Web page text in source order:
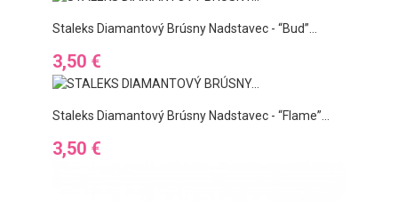
Staleks Diamantový Brúsny Nadstavec - “bud”...
Ár
3,50 €
Staleks Diamantový Brúsny Nadstavec - “flame”...
Ár
3,50 €